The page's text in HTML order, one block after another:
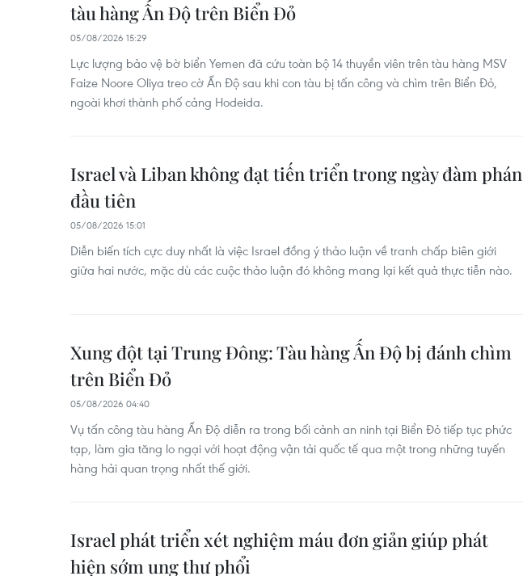
tàu hàng Ấn Độ trên Biển Đỏ
05/08/2026 15:29
Lực lượng bảo vệ bờ biển Yemen đã cứu toàn bộ 14 thuyền viên trên tàu hàng MSV
Faize Noore Oliya treo cờ Ấn Độ sau khi con tàu bị tấn công và chìm trên Biển Đỏ,
ngoài khơi thành phố cảng Hodeida.
Israel và Liban không đạt tiến triển trong ngày đàm phán
đầu tiên
05/08/2026 15:01
Diễn biến tích cực duy nhất là việc Israel đồng ý thảo luận về tranh chấp biên giới
giữa hai nước, mặc dù các cuộc thảo luận đó không mang lại kết quả thực tiễn nào.
Xung đột tại Trung Đông: Tàu hàng Ấn Độ bị đánh chìm
trên Biển Đỏ
05/08/2026 04:40
Vụ tấn công tàu hàng Ấn Độ diễn ra trong bối cảnh an ninh tại Biển Đỏ tiếp tục phức
tạp, làm gia tăng lo ngại với hoạt động vận tải quốc tế qua một trong những tuyến
hàng hải quan trọng nhất thế giới.
Israel phát triển xét nghiệm máu đơn giản giúp phát
hiện sớm ung thư phổi